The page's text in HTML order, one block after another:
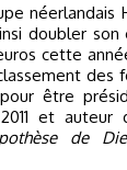
néerlandais
doubler son
cette
des
être
et auteur
de